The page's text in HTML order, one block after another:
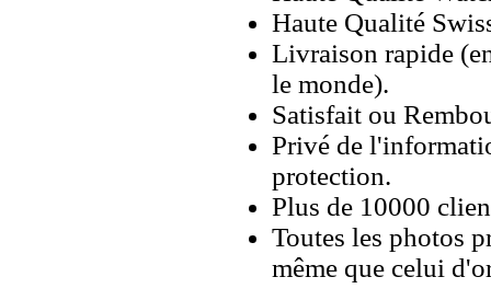
Haute Qualité
Livraison rapide
le monde).
Satisfait ou
Privé de
protection.
Plus de 10000
Toutes les photos
même que celui